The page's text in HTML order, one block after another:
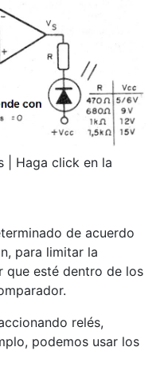
| Haga click en la
de acuerdo
para limitar la
que esté dentro de los
relés,
podemos usar los